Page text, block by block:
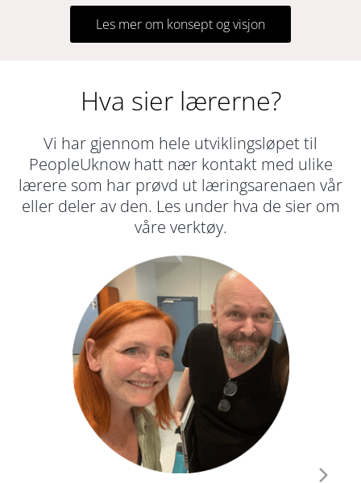
Les mer om konsept og visjon
Hva sier lærerne?
Vi har gjennom hele utviklingsløpet til
PeopleUknow hatt nær kontakt med ulike
lærere som har prøvd ut læringsarenaen vår
eller deler av den. Les under hva de sier om
våre verktøy.